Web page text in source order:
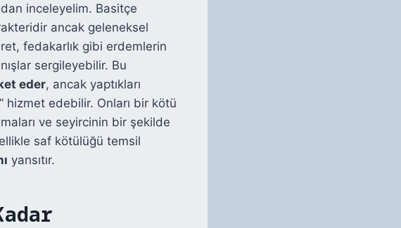
inceleyelim. Basitçe
ancak geleneksel
fedakarlık gibi erdemlerin
sergileyebilir. Bu
eder, ancak yaptıkları
hizmet edebilir. Onları bir kötü
ve seyircinin bir şekilde
saf kötülüğü temsil
yansıtır.